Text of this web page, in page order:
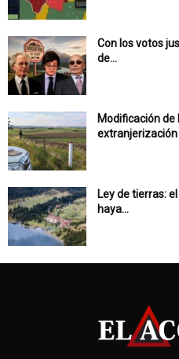
Con los votos
de...
Modificación de
extranjerización
Ley de tierras:
haya...